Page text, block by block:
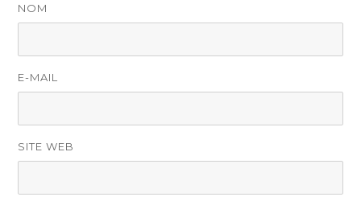
NOM
E-MAIL
SITE WEB